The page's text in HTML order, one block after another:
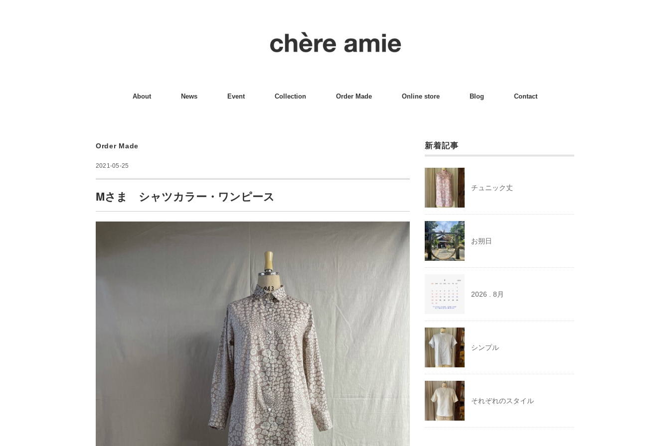
About News Event Collection Order Made Online store Blog Contact
Order Made
2021-05-25
Mさま シャツカラー・ワンピース
新着記事
チュニック丈
お朔日
2026 . 8月
シンプル
それぞれのスタイル